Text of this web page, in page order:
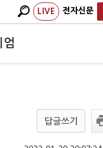
LIVE 전자신문
엄
답글쓰기